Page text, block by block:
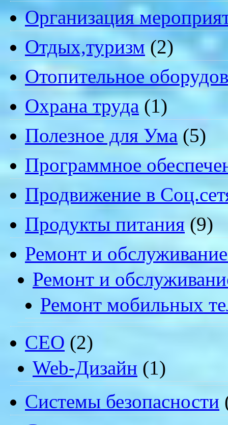
Организация
Отдых,туризм(2)
Отопительное
Охрана труда (1)
Полезное для Ума (5)
Программное
Продвижение в
Продукты питания (9)
Ремонт и
Ремонт и
Ремонт мобильных
СЕО (2)
Web-Дизайн (1)
Системы безопасности